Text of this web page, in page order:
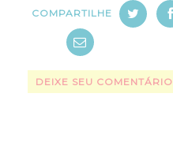
COMPARTILHE
DEIXE SEU COMENTÁRIO